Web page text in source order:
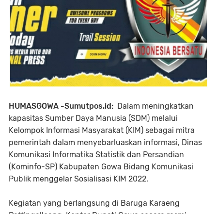
HUMASGOWA -Sumutpos.id: Dalam meningkatkan
kapasitas Sumber Daya Manusia (SDM) melalui
Kelompok Informasi Masyarakat (KIM) sebagai mitra
pemerintah dalam menyebarluaskan informasi, Dinas
Komunikasi Informatika Statistik dan Persandian
(Kominfo-SP) Kabupaten Gowa Bidang Komunikasi
Publik menggelar Sosialisasi KIM 2022.
Kegiatan yang berlangsung di Baruga Karaeng